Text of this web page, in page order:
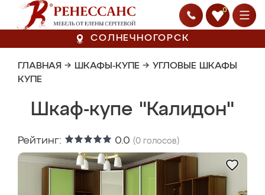
0
СОЛНЕЧНОГОРСК
ГЛАВНАЯ → ШКАФЫ-КУПЕ → УГЛОВЫЕ ШКАФЫ
КУПЕ
Шкаф-купе "Калидон"
Рейтинг: 0.0 (0 голосов)